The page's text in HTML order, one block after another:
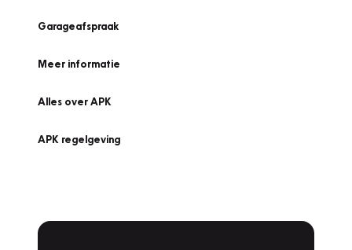
Garageafspraak
Meer informatie
Alles over APK
APK regelgeving